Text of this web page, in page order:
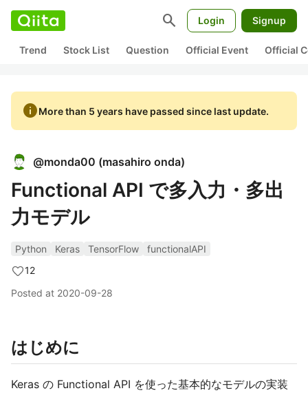
search Login Signup
Trend Stock List Question Official Event Official
infoMore than 5 years have passed since last update.
@monda00 (masahiro onda)
Functional API で多入力・多出
力モデル
Python Keras TensorFlow
functionalAPI
12
Posted at 2020-09-28
はじめに
Keras の Functional API を使った基本的なモデルの実装